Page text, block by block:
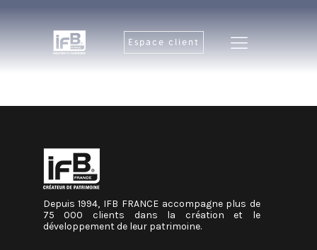
Espace client
Depuis 1994, IFB FRANCE accompagne plus de
75 000 clients dans la création et le
développement de leur patrimoine.